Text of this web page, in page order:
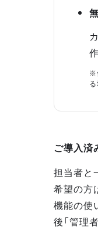
※
ご導入済
担当者と
希望の方
機能の使
後「管理